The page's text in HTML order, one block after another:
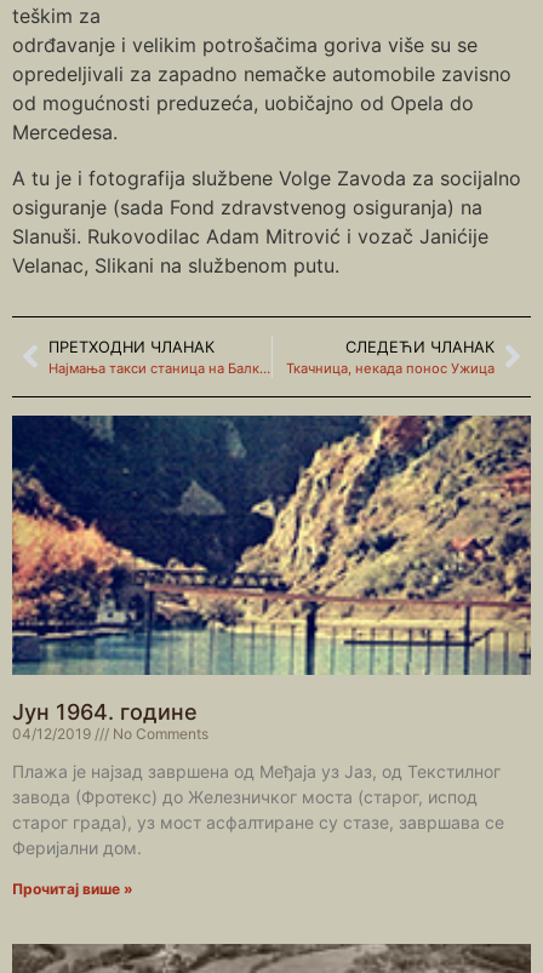
teškim za
odrđavanje i velikim potrošačima goriva više su se
opredeljivali za zapadno nemačke automobile zavisno
od mogućnosti preduzeća, uobičajno od Opela do
Mercedesa.
A tu je i fotografija službene Volge Zavoda za socijalno
osiguranje (sada Fond zdravstvenog osiguranja) na
Slanuši. Rukovodilac Adam Mitrović i vozač Janićije
Velanac, Slikani na službenom putu.
ПРЕТХОДНИ ЧЛАНАК
Најмања такси станица на Балкану
СЛЕДЕЋИ ЧЛАНАК
Ткачница, некада понос Ужица
Јун 1964. године
04/12/2019 No Comments
Плажа је најзад завршена од Међаја уз Јаз, од Текстилног
завода (Фротекс) до Железничког моста (старог, испод
старог града), уз мост асфалтиране су стазе, завршава се
Феријални дом.
Прочитај више »